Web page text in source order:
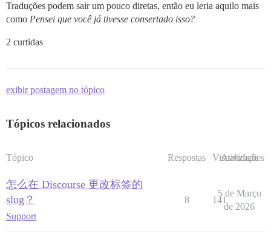
Traduções podem sair um pouco diretas, então eu leria aquilo mais
como Pensei que você já tivesse consertado isso?
2 curtidas
exibir postagem no tópico
Tópicos relacionados
Tópico Respostas Visualizações
Atividade
怎么在 Discourse 更改标签的
slug？
Support
8 141
5 de Março
de 2026